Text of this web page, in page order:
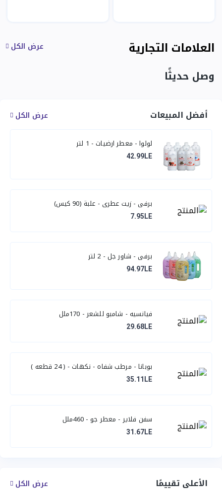
العلامات التجارية عرض الكل
وصل حديثًا
أفضل المبيعات عرض الكل
لولوا - معطر ارضيات - 1 لتر
42.99LE
برفي - زيت عطري - علبة (90 كيس)
7.95LE
برفي - شاور جل - 2 لتر
94.97LE
فيانسيه - شامبو للشعر - 170ملل
29.68LE
بوبانا - مرطب شفاه - نكهات - ( 24 قطعه )
35.11LE
سفن فلاير - معطر جو - 460ملل
31.67LE
الأعلى تقييمًا عرض الكل